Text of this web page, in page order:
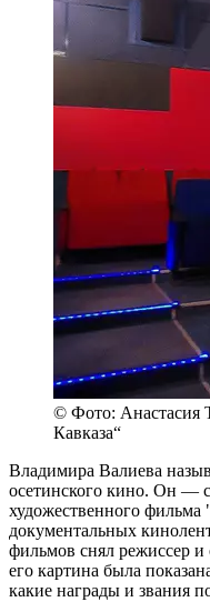
© Фото: Анастасия
Кавказа“
Владимира Валиева
осетинского кино. Он —
художественного
документальных
фильмов снял режиссер и
его картина была
какие награды и звания